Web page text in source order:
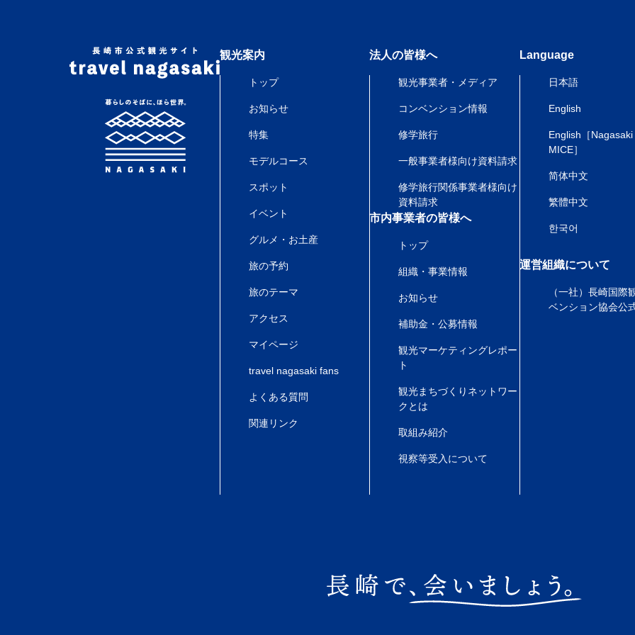
観光案内
トップ
お知らせ
特集
モデルコース
スポット
イベント
グルメ・お土産
旅の予約
旅のテーマ
アクセス
マイページ
travel nagasaki fans
よくある質問
関連リンク
法人の皆様へ
観光事業者・メディア
コンベンション情報
修学旅行
一般事業者様向け資料請求
修学旅行関係事業者様向け
資料請求
市内事業者の皆様へ
トップ
組織・事業情報
お知らせ
補助金・公募情報
観光マーケティングレポー
ト
観光まちづくりネットワー
クとは
取組み紹介
視察等受入について
Language
日本語
English
English［Nagasaki
MICE］
简体中文
繁體中文
한국어
運営組織について
（一社）長崎国際
ベンション協会公